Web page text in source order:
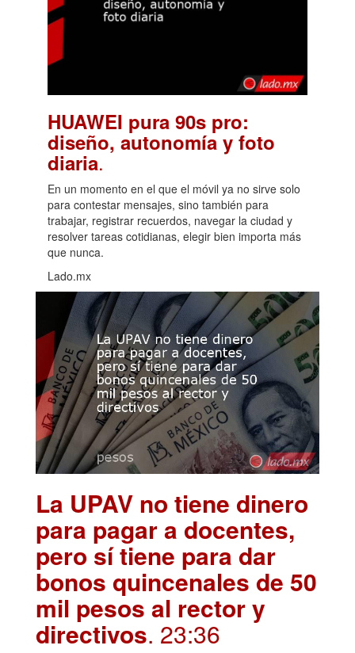
HUAWEI pura 90s pro:
diseño, autonomía y foto
diaria.
En un momento en el que el móvil ya no sirve solo
para contestar mensajes, sino también para
trabajar, registrar recuerdos, navegar la ciudad y
resolver tareas cotidianas, elegir bien importa más
que nunca.
Lado.mx
La UPAV no tiene dinero
para pagar a docentes,
pero sí tiene para dar
bonos quincenales de 50
mil pesos al rector y
directivos. 23:36